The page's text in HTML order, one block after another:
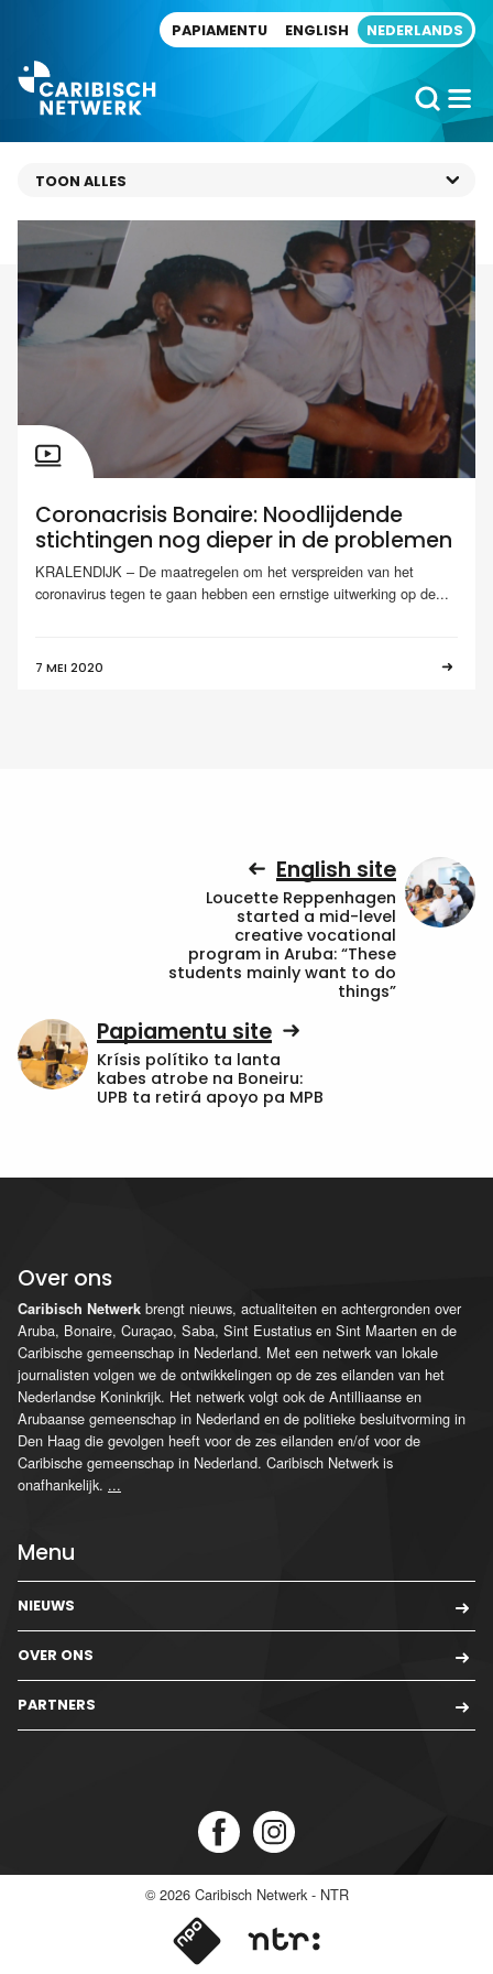
PAPIAMENTU ENGLISH NEDERLANDS
Coronacrisis Bonaire: Noodlijdende
stichtingen nog dieper in de problemen
KRALENDIJK – De maatregelen om het verspreiden van het
coronavirus tegen te gaan hebben een ernstige uitwerking op de...
7 MEI 2020
English site
Loucette Reppenhagen
started a mid-level
creative vocational
program in Aruba: “These
students mainly want to do
things”
Papiamentu site
Krísis polítiko ta lanta
kabes atrobe na Boneiru:
UPB ta retirá apoyo pa MPB
Over ons
Caribisch Netwerk brengt nieuws, actualiteiten en achtergronden over
Aruba, Bonaire, Curaçao, Saba, Sint Eustatius en Sint Maarten en de
Caribische gemeenschap in Nederland. Met een netwerk van lokale
journalisten volgen we de ontwikkelingen op de zes eilanden van het
Nederlandse Koninkrijk. Het netwerk volgt ook de Antilliaanse en
Arubaanse gemeenschap in Nederland en de politieke besluitvorming in
Den Haag die gevolgen heeft voor de zes eilanden en/of voor de
Caribische gemeenschap in Nederland. Caribisch Netwerk is
onafhankelijk. ...
Menu
NIEUWS
OVER ONS
PARTNERS
© 2026 Caribisch Netwerk - NTR